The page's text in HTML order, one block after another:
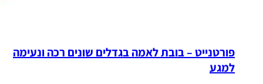
פורטנייט – בובת לאמה בגדלים שונים רכה ונעימה
למגע